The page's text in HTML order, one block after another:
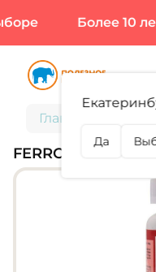
Более 10
Главная
FERROSOM,
Да